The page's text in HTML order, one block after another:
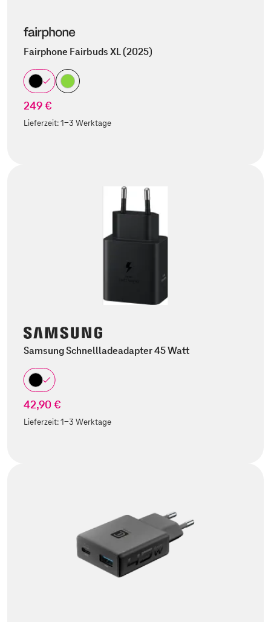
Fairphone Fairbuds XL (2025)
249 €
Lieferzeit:1-3 Werktage
Samsung Schnellladeadapter 45 Watt
42,90 €
Lieferzeit:1-3 Werktage